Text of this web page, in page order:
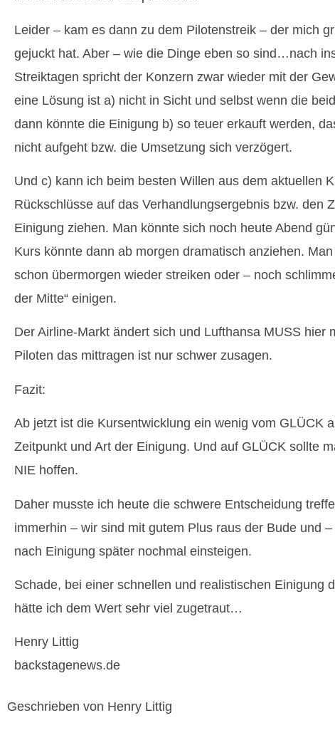
Leider – kam es dann zu dem Pilotenstreik – der mich
gejuckt hat. Aber – wie die Dinge eben so sind…nach
Streiktagen spricht der Konzern zwar wieder mit der
eine Lösung ist a) nicht in Sicht und selbst wenn die
dann könnte die Einigung b) so teuer erkauft werden,
nicht aufgeht bzw. die Umsetzung sich verzögert.
Und c) kann ich beim besten Willen aus dem aktuellen
Rückschlüsse auf das Verhandlungsergebnis bzw. den
Einigung ziehen. Man könnte sich noch heute Abend
Kurs könnte dann ab morgen dramatisch anziehen.
schon übermorgen wieder streiken oder – noch
der Mitte“ einigen.
Der Airline-Markt ändert sich und Lufthansa MUSS hier
Piloten das mittragen ist nur schwer zusagen.
Fazit:
Ab jetzt ist die Kursentwicklung ein wenig vom GLÜCK
Zeitpunkt und Art der Einigung. Und auf GLÜCK sollte
NIE hoffen.
Daher musste ich heute die schwere Entscheidung
immerhin – wir sind mit gutem Plus raus der Bude und
nach Einigung später nochmal einsteigen.
Schade, bei einer schnellen und realistischen Einigung
hätte ich dem Wert sehr viel zugetraut…
Henry Littig
backstagenews.de
Geschrieben von Henry Littig